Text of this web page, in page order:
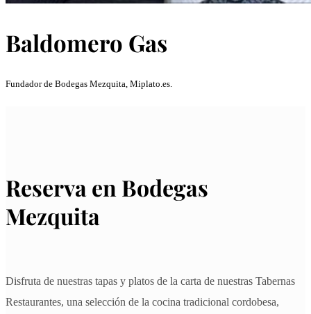
Baldomero Gas
Fundador de Bodegas Mezquita, Miplato.es.
Reserva en Bodegas
Mezquita
Disfruta de nuestras tapas y platos de la carta de nuestras Tabernas
Restaurantes, una selección de la cocina tradicional cordobesa,